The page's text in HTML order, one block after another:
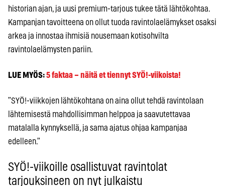
historian ajan, ja uusi premium-tarjous tukee tätä lähtökohtaa.
Kampanjan tavoitteena on ollut tuoda ravintolaelämykset osaksi
arkea ja innostaa ihmisiä nousemaan kotisohvilta
ravintolaelämysten pariin.
LUE MYÖS:5 faktaa – näitä et tiennyt SYÖ!-viikoista!
”SYÖ!-viikkojen lähtökohtana on aina ollut tehdä ravintolaan
lähtemisestä mahdollisimman helppoa ja saavutettavaa
matalalla kynnyksellä, ja sama ajatus ohjaa kampanjaa
edelleen.”
SYÖ!-viikoille osallistuvat ravintolat
tarjouksineen on nyt julkaistu